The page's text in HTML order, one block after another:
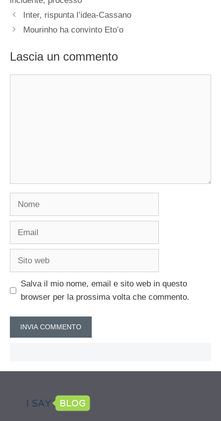
Inter, rispunta l’idea-Cassano
Mourinho ha convinto Eto’o
Lascia un commento
Nome
Email
Sito
Salva il mio nome, email e sito web in questo
browser per la prossima volta che commento.